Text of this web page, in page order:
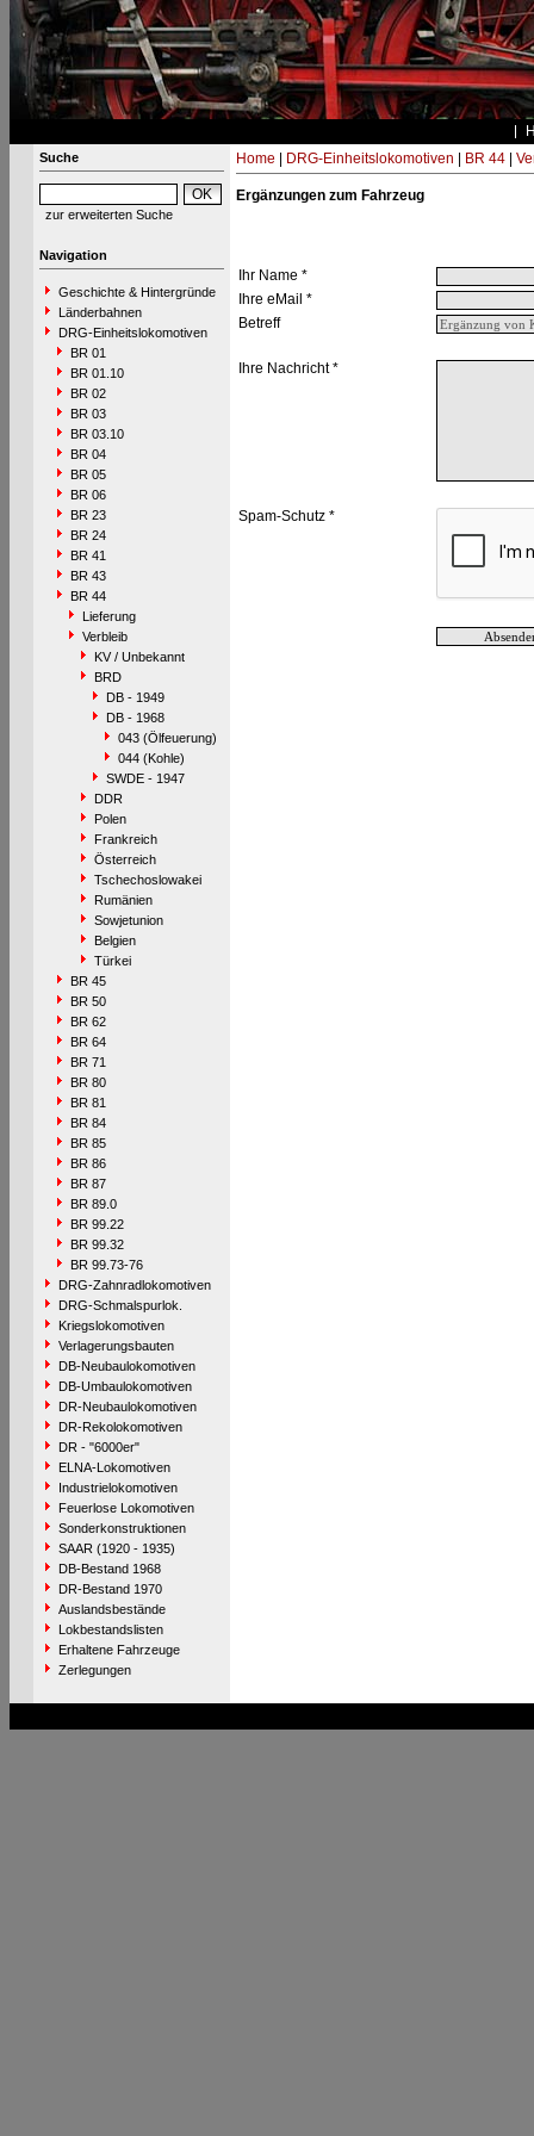
Suche
zur erweiterten Suche
Navigation
Geschichte & Hintergründe
Länderbahnen
DRG-Einheitslokomotiven
BR 01
BR 01.10
BR 02
BR 03
BR 03.10
BR 04
BR 05
BR 06
BR 23
BR 24
BR 41
BR 43
BR 44
Lieferung
Verbleib
KV / Unbekannt
BRD
DB - 1949
DB - 1968
043 (Ölfeuerung)
044 (Kohle)
SWDE - 1947
DDR
Polen
Frankreich
Österreich
Tschechoslowakei
Rumänien
Sowjetunion
Belgien
Türkei
BR 45
BR 50
BR 62
BR 64
BR 71
BR 80
BR 81
BR 84
BR 85
BR 86
BR 87
BR 89.0
BR 99.22
BR 99.32
BR 99.73-76
DRG-Zahnradlokomotiven
DRG-Schmalspurlok.
Kriegslokomotiven
Verlagerungsbauten
DB-Neubaulokomotiven
DB-Umbaulokomotiven
DR-Neubaulokomotiven
DR-Rekolokomotiven
DR - "6000er"
ELNA-Lokomotiven
Industrielokomotiven
Feuerlose Lokomotiven
Sonderkonstruktionen
SAAR (1920 - 1935)
DB-Bestand 1968
DR-Bestand 1970
Auslandsbestände
Lokbestandslisten
Erhaltene Fahrzeuge
Zerlegungen
Home DRG-Einheitslokomotiven BR 44|
Ergänzungen zum Fahrzeug
Ihr Name *
Ihre eMail *
Betreff
Ihre Nachricht *
Spam-Schutz *